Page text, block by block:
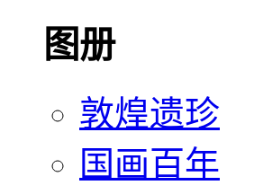
图册
敦煌遗珍
国画百年